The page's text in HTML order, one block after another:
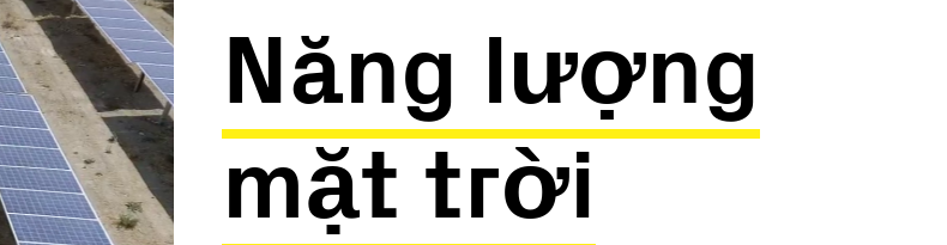
Năng lượng
mặt trời